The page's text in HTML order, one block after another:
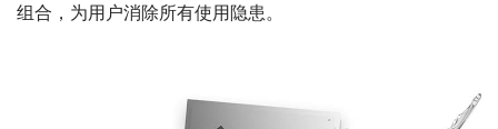
组合，为用户消除所有使用隐患。